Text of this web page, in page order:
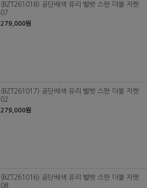
(BZT261018) 공단배색 유리 벨벳 스판 더블 자켓
07
279,000원
(BZT261017) 공단배색 유리 벨벳 스판 더블 자켓
02
279,000원
(BZT261016) 공단배색 유리 벨벳 스판 더블 자켓
08